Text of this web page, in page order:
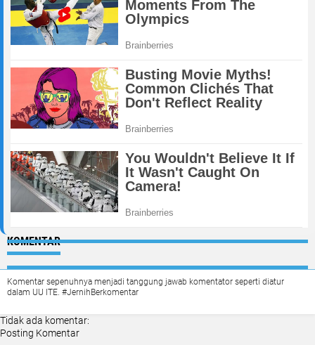
KOMENTAR
Komentar sepenuhnya menjadi tanggung jawab komentator seperti diatur
dalam UU ITE. #JernihBerkomentar
Tidak ada komentar:
Posting Komentar